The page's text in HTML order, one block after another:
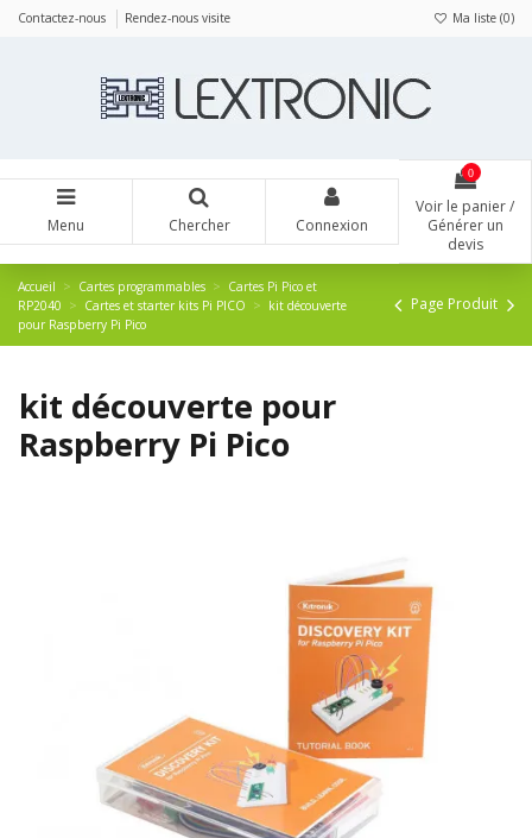
Contactez-nous Rendez-nous visite Ma liste (0)
Menu Chercher Connexion
0
Voir le panier /
Générer un
devis
Accueil Cartes programmables
Cartes Pi Pico et
RP2040
Cartes et starter kits Pi PICO
kit découverte
pour Raspberry Pi Pico
Page Produit
kit découverte pour
Raspberry Pi Pico
Panneau de gestion des cookies